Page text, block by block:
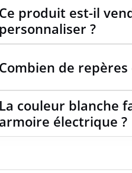
Ce produit est-il
personnaliser ?
Combien de
La couleur blanche
armoire électrique ?